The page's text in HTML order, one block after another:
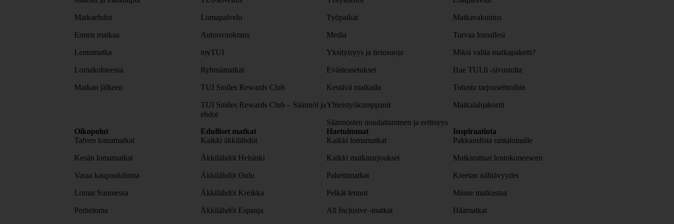
Matkaehdot
Ennen matkaa
Lentomatka
Lomakohteessa
Matkan jälkeen
Lomapalvelu
Autonvuokraus
myTUI
Ryhmämatkat
TUI Smiles Rewards Club
TUI Smiles Rewards Club – Säännöt ja
ehdot
Työpaikat
Media
Yksityisyys ja tietosuoja
Evästeasetukset
Kestävä matkailu
Yhteistyökumppanit
Säännösten noudattaminen ja eettisyys
Matkavakuutus
Turvaa lomallesi
Miksi valita matkapaketti?
Hae TUI.fi -sivustolta
Tutustu tarjousehtoihin
Matkalahjakortti
Oikopolut
Talven lomamatkat
Kesän lomamatkat
Varaa kaupunkiloma
Lomat Suomessa
Perheloma
Edulliset matkat
Kaikki äkkilähdöt
Äkkilähdöt Helsinki
Äkkilähdöt Oulu
Äkkilähdöt Kreikka
Äkkilähdöt Espanja
Haetuimmat
Kaikki lomamatkat
Kaikki matkatarjoukset
Pakettimatkat
Pelkät lennot
All Inclusive -matkat
Inspiraatiota
Pakkauslista rantalomalle
Matkarattaat lentokoneeseen
Kreetan nähtävyydet
Minne matkustaa
Häämatkat